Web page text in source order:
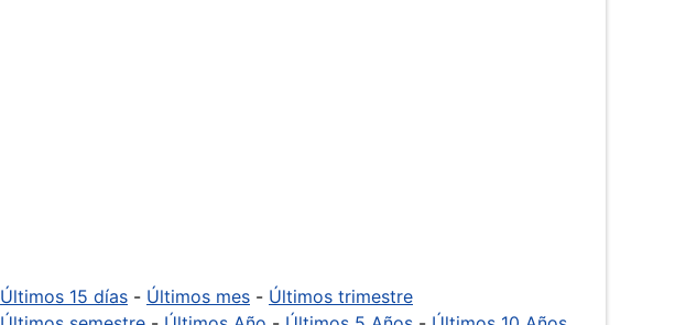
Últimos 15 días - Últimos mes - Últimos trimestre